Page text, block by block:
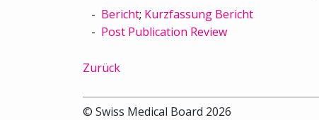
Bericht; Kurzfassung Bericht
Post Publication Review
Zurück
© Swiss Medical Board 2026